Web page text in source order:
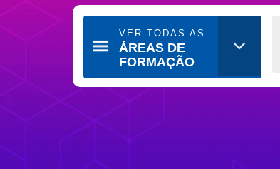
VER TODAS AS
ÁREAS DE
FORMAÇÃO